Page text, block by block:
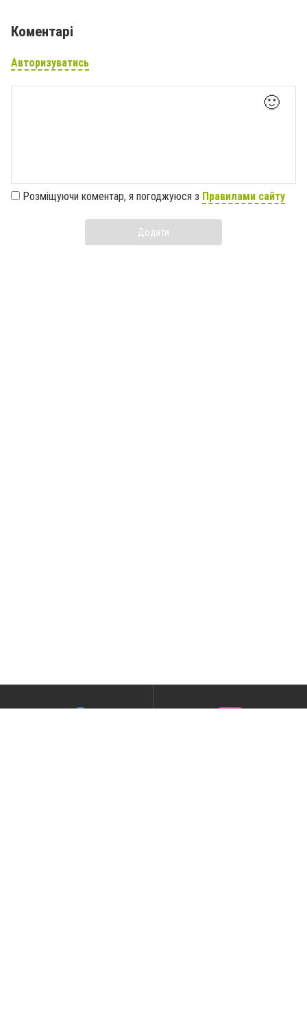
Коментарі
Авторизуватись
🙂
Розміщуючи коментар, я погоджуюся з Правилами сайту
Додати